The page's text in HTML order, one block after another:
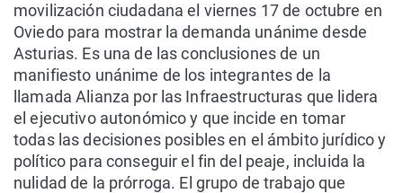
movilización ciudadana el viernes 17 de octubre en
Oviedo para mostrar la demanda unánime desde
Asturias. Es una de las conclusiones de un
manifiesto unánime de los integrantes de la
llamada Alianza por las Infraestructuras que lidera
el ejecutivo autonómico y que incide en tomar
todas las decisiones posibles en el ámbito jurídico y
político para conseguir el fin del peaje, incluida la
nulidad de la prórroga. El grupo de trabajo que